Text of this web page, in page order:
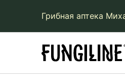
Грибная аптека